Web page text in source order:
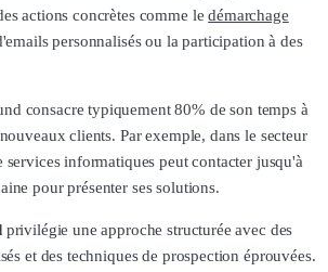
actions concrètes comme ledémarchage
personnalisés ou la participation à des
consacre typiquement 80% de son temps à
clients. Par exemple, dans le secteur
services informatiques peut contacter jusqu'à
pour présenter ses solutions.
privilégie une approche structurée avec des
et des techniques de prospection éprouvées.